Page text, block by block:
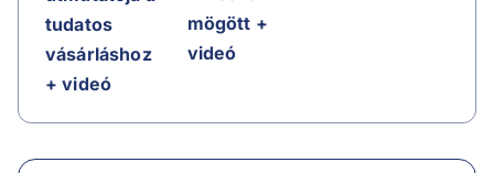
tudatos
vásárláshoz
+ videó
mögött +
videó